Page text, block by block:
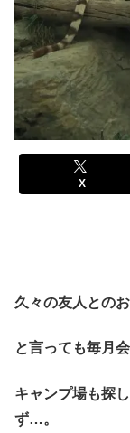
X
久々の友人とのお
と言っても毎月
キャンプ場も探
ず…。